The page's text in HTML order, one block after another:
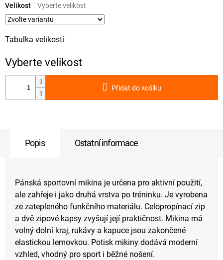
cena:
Tabulka velikostí
Velikost
Přidat do košíku
Popis Ostatní informace
Pánská sportovní mikina je určena pro aktivní použití,
ale zahřeje i jako druhá vrstva po tréninku. Je vyrobena
ze zatepleného funkčního materiálu. Celopropínací zip
a dvě zipové kapsy zvyšují její praktičnost. Mikina má
volný dolní kraj, rukávy a kapuce jsou zakončené
elastickou lemovkou. Potisk mikiny dodává moderní
vzhled, vhodný pro sport i běžné nošení.